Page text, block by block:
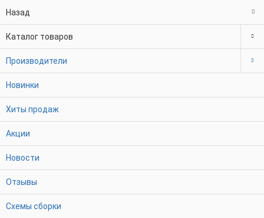
Назад
Каталог товаров
Производители
Новинки
Хиты продаж
Акции
Новости
Отзывы
Схемы сборки